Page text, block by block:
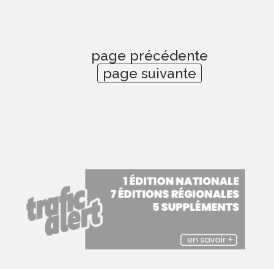
page précédente
page suivante